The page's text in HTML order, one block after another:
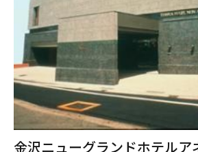
金沢ニューグランドホテルア